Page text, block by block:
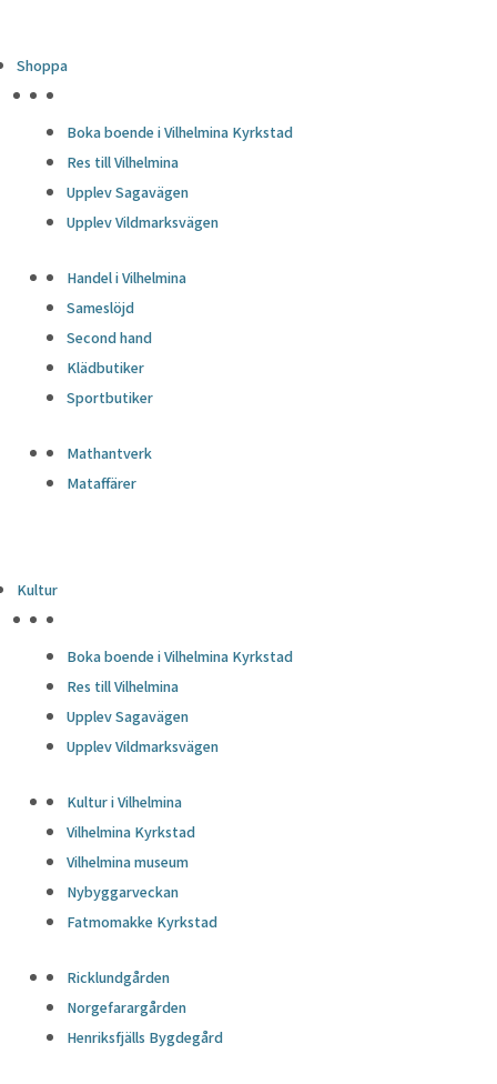
Shoppa
Boka boende i Vilhelmina Kyrkstad
Res till Vilhelmina
Upplev Sagavägen
Upplev Vildmarksvägen
Handel i Vilhelmina
Sameslöjd
Second hand
Klädbutiker
Sportbutiker
Mathantverk
Mataffärer
Kultur
Boka boende i Vilhelmina Kyrkstad
Res till Vilhelmina
Upplev Sagavägen
Upplev Vildmarksvägen
Kultur i Vilhelmina
Vilhelmina Kyrkstad
Vilhelmina museum
Nybyggarveckan
Fatmomakke Kyrkstad
Ricklundgården
Norgefarargården
Henriksfjälls Bygdegård